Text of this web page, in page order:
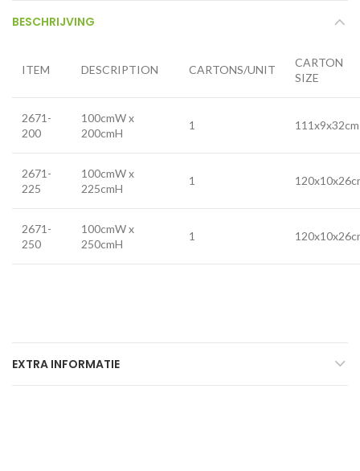
BESCHRIJVING
ITEM DESCRIPTION CARTONS/UNIT
CARTON
SIZE
2671-
200
100cmW x
200cmH
1 111x9x32cm
2671-
225
100cmW x
225cmH
1
2671-
250
100cmW x
250cmH
1
EXTRA INFORMATIE